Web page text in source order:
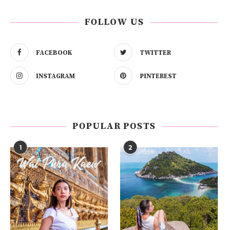
FOLLOW US
FACEBOOK TWITTER
INSTAGRAM PINTEREST
POPULAR POSTS
1 2